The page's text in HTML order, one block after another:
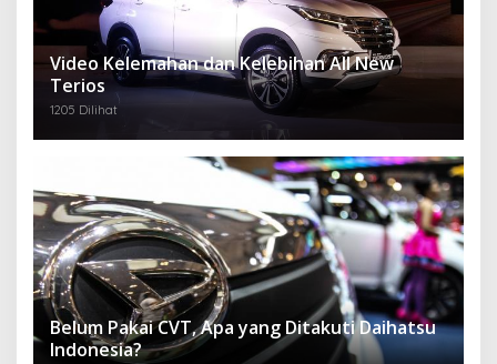
Video Kelemahan dan Kelebihan All New
Terios
1205 Dilihat
Belum Pakai CVT, Apa yang Ditakuti Daihatsu
Indonesia?